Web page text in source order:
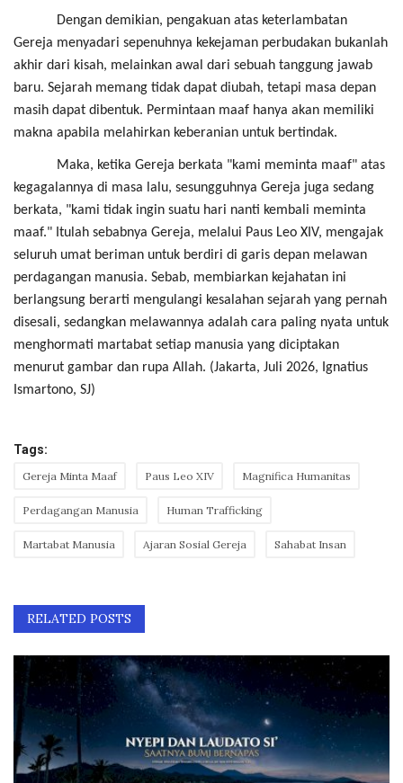
Dengan demikian, pengakuan atas keterlambatan
Gereja menyadari sepenuhnya kekejaman perbudakan bukanlah
akhir dari kisah, melainkan awal dari sebuah tanggung jawab
baru. Sejarah memang tidak dapat diubah, tetapi masa depan
masih dapat dibentuk. Permintaan maaf hanya akan memiliki
makna apabila melahirkan keberanian untuk bertindak.
Maka, ketika Gereja berkata "kami meminta maaf" atas
kegagalannya di masa lalu, sesungguhnya Gereja juga sedang
berkata, "kami tidak ingin suatu hari nanti kembali meminta
maaf." Itulah sebabnya Gereja, melalui Paus Leo XIV, mengajak
seluruh umat beriman untuk berdiri di garis depan melawan
perdagangan manusia. Sebab, membiarkan kejahatan ini
berlangsung berarti mengulangi kesalahan sejarah yang pernah
disesali, sedangkan melawannya adalah cara paling nyata untuk
menghormati martabat setiap manusia yang diciptakan
menurut gambar dan rupa Allah. (Jakarta, Juli 2026, Ignatius
Ismartono, SJ)
Tags:
Gereja Minta Maaf Paus Leo XIV Magnifica Humanitas
Perdagangan Manusia Human Trafficking
Martabat Manusia Ajaran Sosial Gereja Sahabat Insan
RELATED POSTS